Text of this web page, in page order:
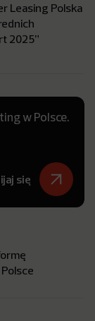
Leasing Polska
2025”
w Polsce.
się